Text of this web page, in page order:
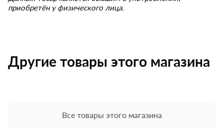
приобретён у физического лица.
Другие товары этого магазина
Все товары этого магазина